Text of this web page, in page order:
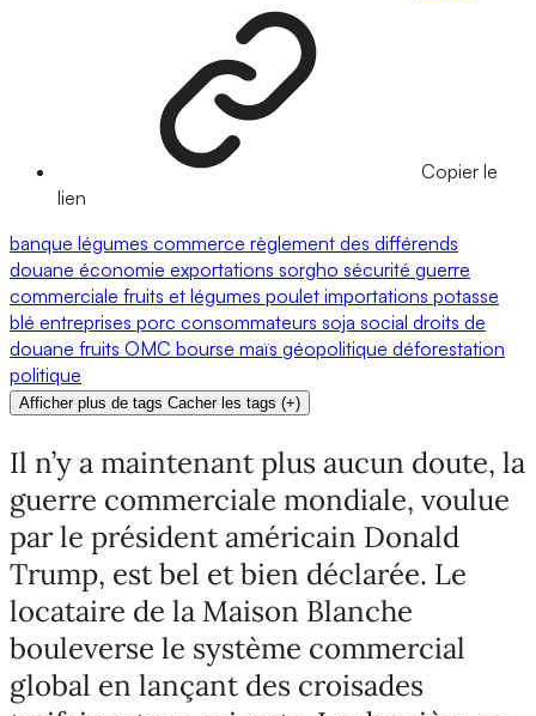
Copier le
lien
banque légumes commerce règlement des différends
douane économie exportations sorgho sécurité guerre
commerciale fruits et légumes poulet importations potasse
blé entreprises porc consommateurs soja social droits de
douane fruits OMC bourse maïs géopolitique déforestation
politique
Afficher plus de tags Cacher les tags (+)
Il n’y a maintenant plus aucun doute, la
guerre commerciale mondiale, voulue
par le président américain Donald
Trump, est bel et bien déclarée. Le
locataire de la Maison Blanche
bouleverse le système commercial
global en lançant des croisades